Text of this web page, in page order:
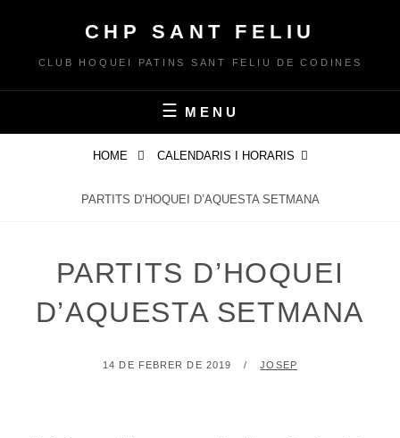
content
CHP SANT FELIU
CLUB HOQUEI PATINS SANT FELIU DE CODINES
MENU
HOME CALENDARIS I HORARIS
PARTITS D’HOQUEI D’AQUESTA SETMANA
PARTITS D’HOQUEI
D’AQUESTA SETMANA
POSTED
14 DE FEBRER DE 2019 BY
JOSEP